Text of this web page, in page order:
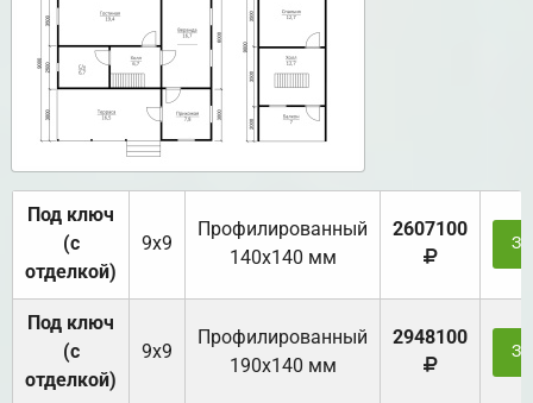
Под ключ
(с
отделкой)
9х9
Профилированный
140х140 мм
2607100
Под ключ
(с
отделкой)
9х9
Профилированный
190х140 мм
2948100